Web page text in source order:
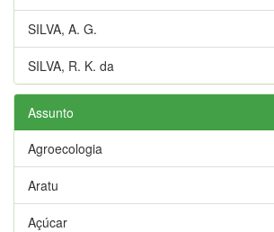
SILVA, A. G.
SILVA, R. K. da
Assunto
Agroecologia
Aratu
Açúcar